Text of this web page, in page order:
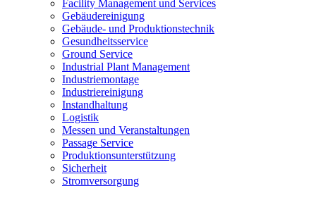
Facility Management und Services
Gebäudereinigung
Gebäude- und Produktionstechnik
Gesundheitsservice
Ground Service
Industrial Plant Management
Industriemontage
Industriereinigung
Instandhaltung
Logistik
Messen und Veranstaltungen
Passage Service
Produktionsunterstützung
Sicherheit
Stromversorgung